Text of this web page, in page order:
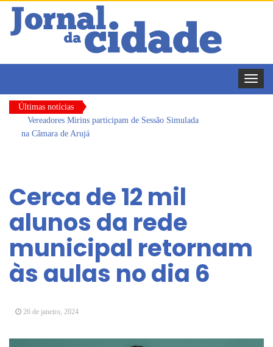
Toggle
Últimas notícias
Vereadores Mirins participam de Sessão Simulada
na Câmara de Arujá
mercado de trabalho
Dalvana Penha toma posse como vereadora
durante sessão da Câmara de Arujá
Escola do Legislativo de Arujá entrega 1 tonelada
de alimentos ao Fundo Social do município
Arujá promove 2º encontro da Jornada de
dos Ipês
Cerca de 12 mil
alunos da rede
municipal retornam
às aulas no dia 6
26 de janeiro, 2024